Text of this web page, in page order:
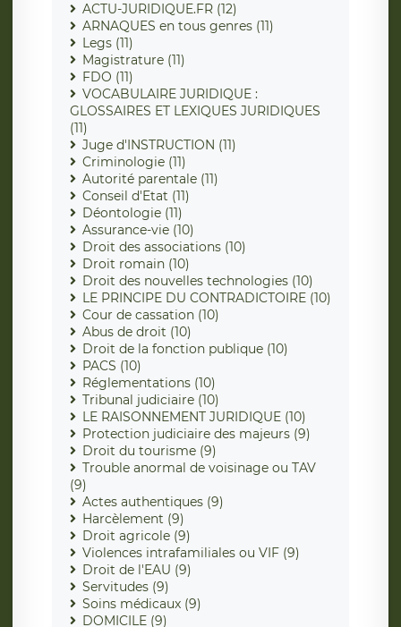
ACTU-JURIDIQUE.FR (12)
ARNAQUES en tous genres (11)
Legs (11)
Magistrature (11)
FDO (11)
VOCABULAIRE JURIDIQUE :
GLOSSAIRES ET LEXIQUES JURIDIQUES
(11)
Juge d'INSTRUCTION (11)
Criminologie (11)
Autorité parentale (11)
Conseil d'Etat (11)
Déontologie (11)
Assurance-vie (10)
Droit des associations (10)
Droit romain (10)
Droit des nouvelles technologies (10)
LE PRINCIPE DU CONTRADICTOIRE (10)
Cour de cassation (10)
Abus de droit (10)
Droit de la fonction publique (10)
PACS (10)
Réglementations (10)
Tribunal judiciaire (10)
LE RAISONNEMENT JURIDIQUE (10)
Protection judiciaire des majeurs (9)
Droit du tourisme (9)
Trouble anormal de voisinage ou TAV
(9)
Actes authentiques (9)
Harcèlement (9)
Droit agricole (9)
Violences intrafamiliales ou VIF (9)
Droit de l'EAU (9)
Servitudes (9)
Soins médicaux (9)
DOMICILE (9)